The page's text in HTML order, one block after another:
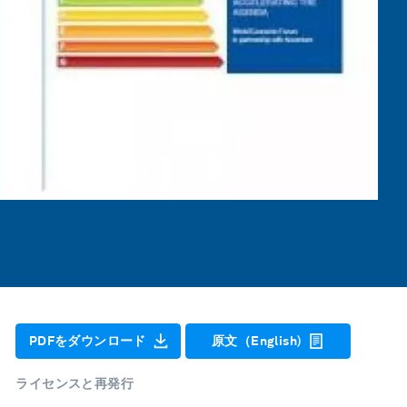
PDFをダウンロード 原文（English)
ライセンスと再発行